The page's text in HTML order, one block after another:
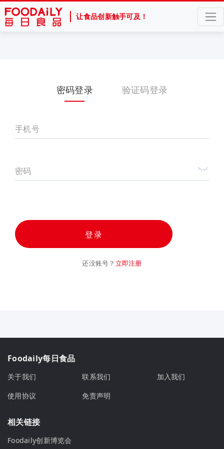
让食品创新触手可及！
密码登录 验证码登录
手机号
密码
登录
还没账号？ 立即注册
Foodaily每日食品
关于我们 联系我们
加入我们
使用协议
免责声明
相关链接
Foodaily创新博览会